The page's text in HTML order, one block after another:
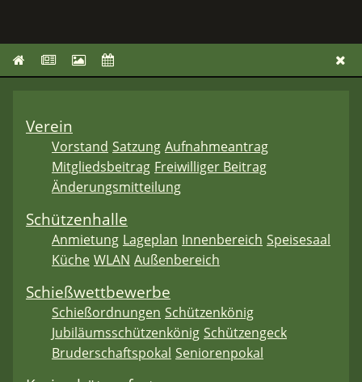
Verein
Vorstand Satzung Aufnahmeantrag
Mitgliedsbeitrag Freiwilliger Beitrag
Änderungsmitteilung
Schützenhalle
Anmietung Lageplan Innenbereich Speisesaal
Küche WLAN Außenbereich
Schießwettbewerbe
Schießordnungen Schützenkönig
Jubiläumsschützenkönig Schützengeck
Bruderschaftspokal Seniorenpokal